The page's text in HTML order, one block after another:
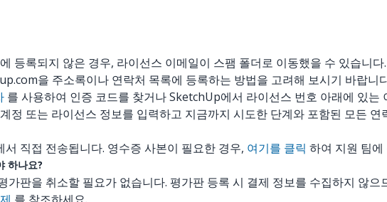
등록되지 않은 경우, 라이선스 이메일이 스팸 폴더로 이동했을 수 있습니
을 주소록이나 연락처 목록에 등록하는 방법을 고려해 보시기 바랍니
를 사용하여 인증 코드를 찾거나 SketchUp에서 라이선스 번호 아래에 있는
정 또는 라이선스 정보를 입력하고 지금까지 시도한 단계와 포함된 모든 연
서 직접 전송됩니다. 영수증 사본이 필요한 경우, 여기를 클릭 하여 지원 팀
하나요?
가판을 취소할 필요가 없습니다. 평가판 등록 시 결제 정보를 수집하지 않